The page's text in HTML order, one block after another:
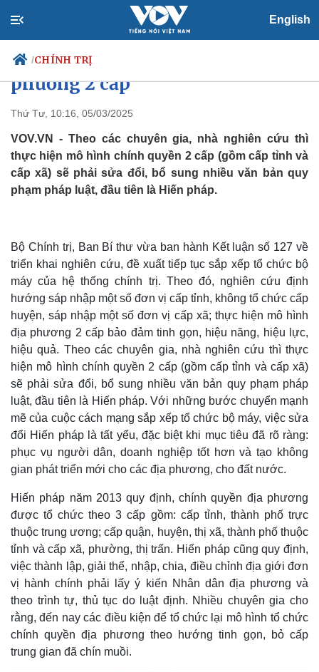
English
/CHÍNH TRỊ
Chính trị
Đảng
Tổ chức nhân sự
Quốc hội
Nhận diện sự thật
Xã hội
Tin 24h
Dự báo thời tiết
Giáo dục
Dấu ấn VOV
Thế giới
Quan sát
Cuộc sống đó đây
Hồ sơ
Multimedia
Video
Ảnh
E-Magazine
Infographic
Sửa Hiến pháp để cải cách bộ
máy, xây dựng chính quyền địa
phương 2 cấp
Thứ Tư, 10:16, 05/03/2025
VOV.VN - Theo các chuyên gia, nhà nghiên cứu thì
thực hiện mô hình chính quyền 2 cấp (gồm cấp tỉnh và
cấp xã) sẽ phải sửa đổi, bổ sung nhiều văn bản quy
phạm pháp luật, đầu tiên là Hiến pháp.
Bộ Chính trị, Ban Bí thư vừa ban hành Kết luận số 127 về
triển khai nghiên cứu, đề xuất tiếp tục sắp xếp tổ chức bộ
máy của hệ thống chính trị. Theo đó, nghiên cứu định
hướng sáp nhập một số đơn vị cấp tỉnh, không tổ chức cấp
huyện, sáp nhập một số đơn vị cấp xã; thực hiện mô hình
địa phương 2 cấp bảo đảm tinh gọn, hiệu năng, hiệu lực,
hiệu quả. Theo các chuyên gia, nhà nghiên cứu thì thực
hiện mô hình chính quyền 2 cấp (gồm cấp tỉnh và cấp xã)
sẽ phải sửa đổi, bổ sung nhiều văn bản quy phạm pháp
luật, đầu tiên là Hiến pháp. Với những bước chuyển mạnh
mẽ của cuộc cách mạng sắp xếp tổ chức bộ máy, việc sửa
đổi Hiến pháp là tất yếu, đặc biệt khi mục tiêu đã rõ ràng:
phục vụ người dân, doanh nghiệp tốt hơn và tạo không
gian phát triển mới cho các địa phương, cho đất nước.
Hiến pháp năm 2013 quy định, chính quyền địa phương
được tổ chức theo 3 cấp gồm: cấp tỉnh, thành phố trực
thuộc trung ương; cấp quận, huyện, thị xã, thành phố thuộc
tỉnh và cấp xã, phường, thị trấn. Hiến pháp cũng quy định,
việc thành lập, giải thể, nhập, chia, điều chỉnh địa giới đơn
vị hành chính phải lấy ý kiến Nhân dân địa phương và
theo trình tự, thủ tục do luật định. Nhiều chuyên gia cho
rằng, đến nay các điều kiện để tổ chức lại mô hình tổ chức
chính quyền địa phương theo hướng tinh gọn, bỏ cấp
trung gian đã chín muồi.